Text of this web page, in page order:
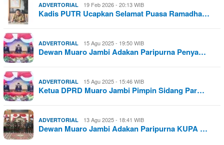
ADVERTORIAL 19 Feb 2026 - 20:13 WIB
Kadis PUTR Ucapkan Selamat Puasa Ramadha…
ADVERTORIAL 15 Agu 2025 - 19:50 WIB
Dewan Muaro Jambi Adakan Paripurna Penya…
ADVERTORIAL 15 Agu 2025 - 15:46 WIB
Ketua DPRD Muaro Jambi Pimpin Sidang Par…
ADVERTORIAL 13 Agu 2025 - 18:41 WIB
Dewan Muaro Jambi Adakan Paripurna KUPA …